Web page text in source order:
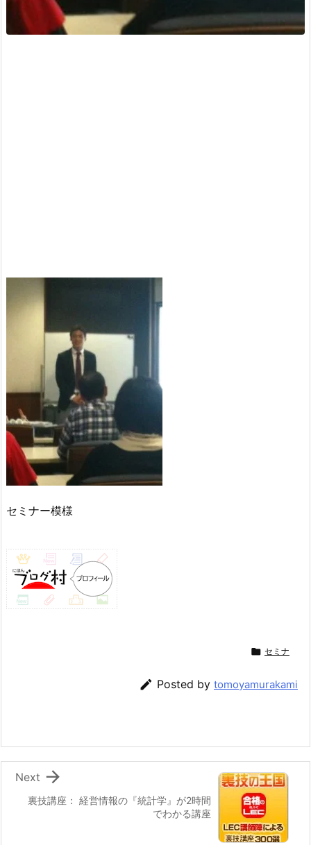
セミナー模様
 セミナ
 Posted by tomoyamurakami
裏技講座： 経営情報の『統計学』が2時間
でわかる講座

Next